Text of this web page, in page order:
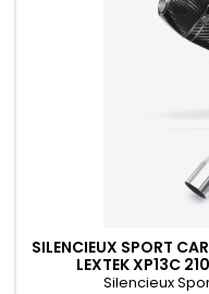
SILENCIEUX SPORT
LEXTEK XP13C
Silencieux